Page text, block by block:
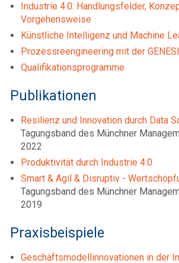
Industrie 4.0: Handlungsfelder,
Vorgehensweise
Künstliche Intelligenz und Machine
Prozessreengineering mit der
Qualifikationsprogramme
Publikationen
Resilienz und Innovation durch Data
Tagungsband des Münchner
2022
Produktivität durch Industrie 4.0
Smart & Agil & Disruptiv -
Tagungsband des Münchner
2019
Praxisbeispiele
Geschäftsmodellinnovationen in der